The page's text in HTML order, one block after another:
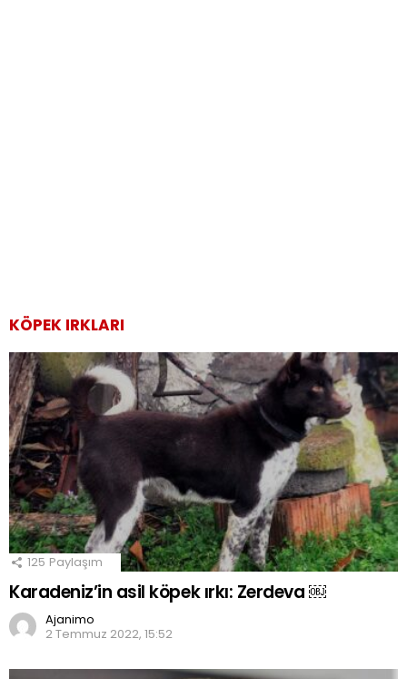
KÖPEK IRKLARI
125 Paylaşım
Karadeniz’in asil köpek ırkı: Zerdeva ￼
Ajanimo
2 Temmuz 2022, 15:52